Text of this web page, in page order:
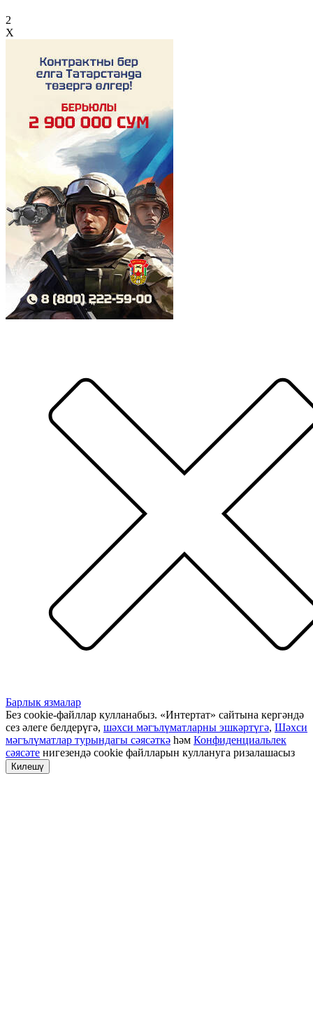
2
X
Барлык язмалар
Без cookie-файллар кулланабыз. «Интертат» сайтына кергәндә
сез әлеге белдерүгә, шәхси мәгълүматларны эшкәртүгә, Шәхси
мәгълүматлар турындагы сәясәткә һәм Конфиденциальлек
сәясәте нигезендә cookie файлларын куллануга ризалашасыз
Килешү